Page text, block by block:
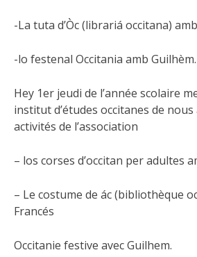
-La tuta d’Òc (librariá occitana)
-lo festenal Occitania amb Guilhèm.
Hey 1er jeudi de l’année scolaire
institut d’études occitanes de
activités de l’association
– los corses d’occitan per adultes
– Le costume de ác (bibliothèque
Francés
Occitanie festive avec Guilhem.